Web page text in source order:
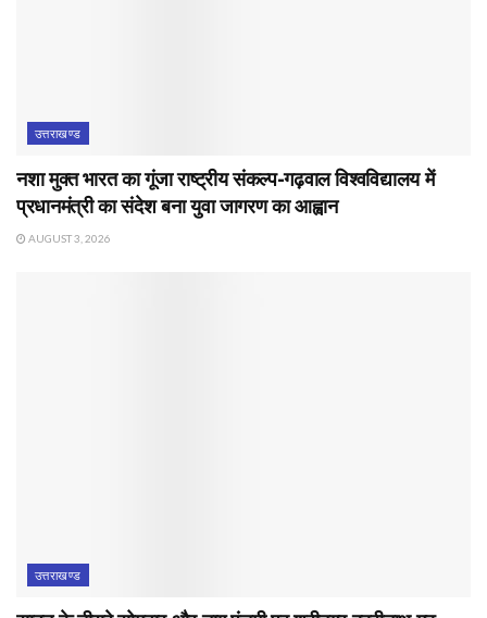
उत्तराखण्ड
नशा मुक्त भारत का गूंजा राष्ट्रीय संकल्प-गढ़वाल विश्वविद्यालय में
प्रधानमंत्री का संदेश बना युवा जागरण का आह्वान
AUGUST 3, 2026
उत्तराखण्ड